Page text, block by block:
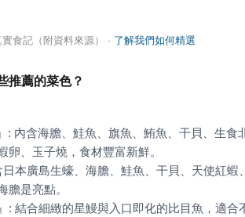
食記（附資料來源） · 了解我們如何精選
推薦的菜色？
』 : 內含海膽、鮭魚、旗魚、鮪魚、干貝、生食
日本廣島生蠔、海膽、鮭魚、干貝、天使紅
』